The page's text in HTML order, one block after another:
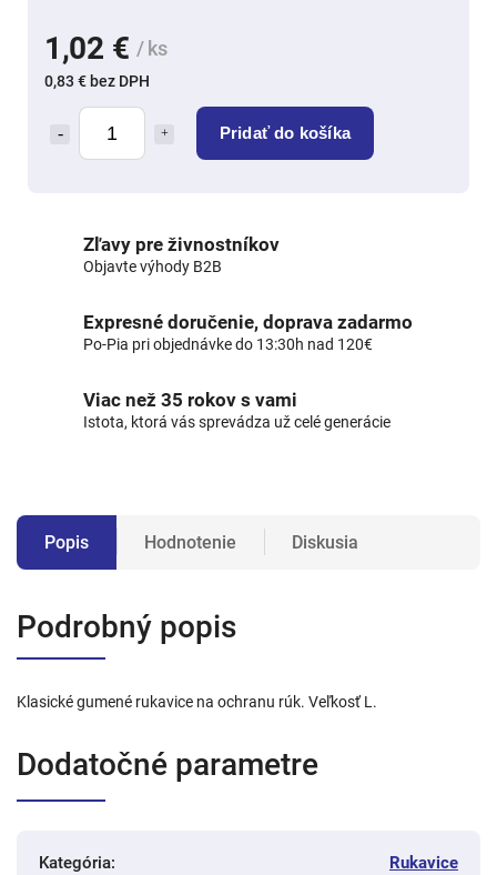
1,02 € / ks
0,83 € bez DPH
Pridať do košíka
Zľavy pre živnostníkov
Objavte výhody B2B
Expresné doručenie, doprava zadarmo
Po-Pia pri objednávke do 13:30h nad 120€
Viac než 35 rokov s vami
Istota, ktorá vás sprevádza už celé generácie
Popis Hodnotenie Diskusia
Podrobný popis
Klasické gumené rukavice na ochranu rúk. Veľkosť L.
Dodatočné parametre
Kategória: Rukavice